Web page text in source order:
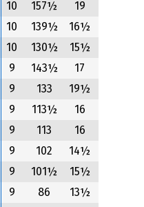
10 157½
19
10 139½
16½
10 130½
15½
9 143½
17
9 133
19½
9 113½
16
9 113
16
9 102
14½
9 101½
15½
9 86
13½